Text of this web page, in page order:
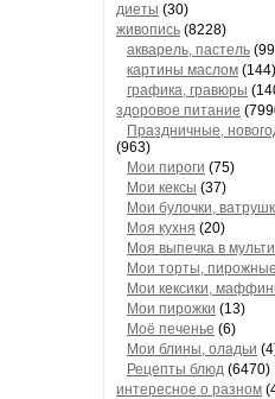
диеты (30)
живопись (8228)
акварель, пастель
картины маслом (144)
графика, гравюры
здоровое питание
Праздничные,
(963)
Мои пироги (75)
Мои кексы (37)
Мои булочки,
Моя кухня (20)
Моя выпечка в
Мои торты, пирожные
Мои кексики,
Мои пирожки (13)
Моё печенье (6)
Мои блины, оладьи
Рецепты блюд (6470)
интересное о разном